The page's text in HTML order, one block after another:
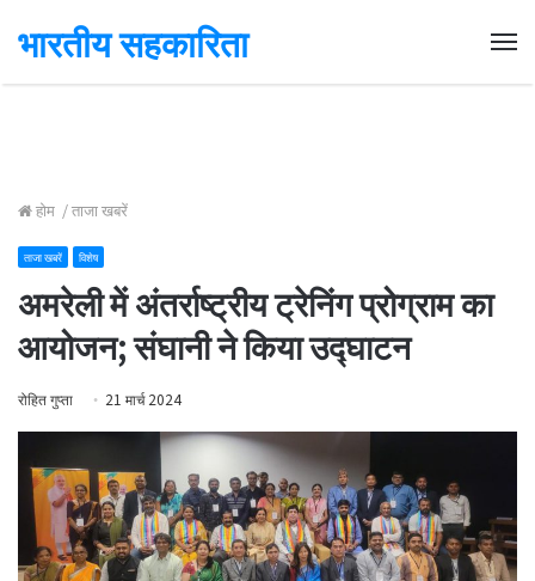
भारतीय सहकारिता
होम /ताजा खबरें
ताजा खबरें विशेष
अमरेली में अंतर्राष्ट्रीय ट्रेनिंग प्रोग्राम का
आयोजन; संघानी ने किया उद्घाटन
रोहित गुप्ता 21 मार्च 2024